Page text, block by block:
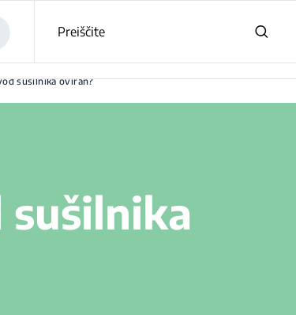
Preiščite
sušilnika oviran?